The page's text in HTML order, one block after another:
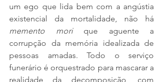
um ego que lida bem com a angústia
memento mori que aguente a
corrupção da memória idealizada de
pessoas amadas. Todo o serviço
funerário é orquestrado para mascarar a
realidade da decomposição, com